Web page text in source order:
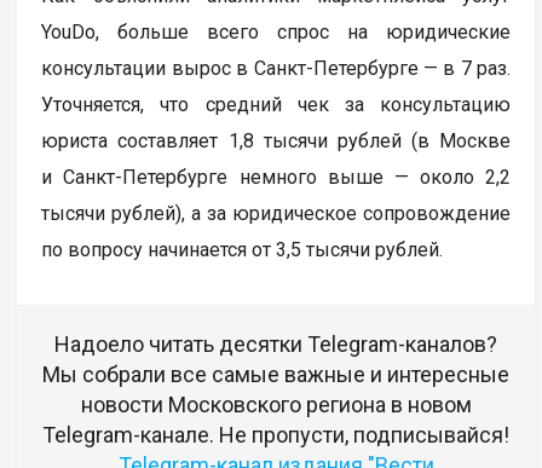
YouDo, больше всего спрос на юридические
консультации вырос в Санкт-Петербурге — в 7 раз.
Уточняется, что средний чек за консультацию
юриста составляет 1,8 тысячи рублей (в Москве
и Санкт-Петербурге немного выше — около 2,2
тысячи рублей), а за юридическое сопровождение
по вопросу начинается от 3,5 тысячи рублей.
Надоело читать десятки Telegram-каналов?
Мы собрали все самые важные и интересные
новости Московского региона в новом
Telegram-канале. Не пропусти, подписывайся!